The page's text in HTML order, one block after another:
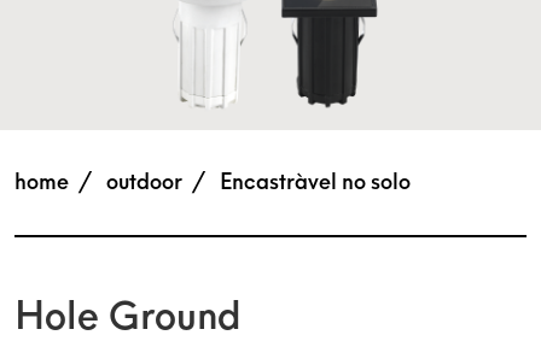
home outdoor Encastràvel no solo
Hole Ground